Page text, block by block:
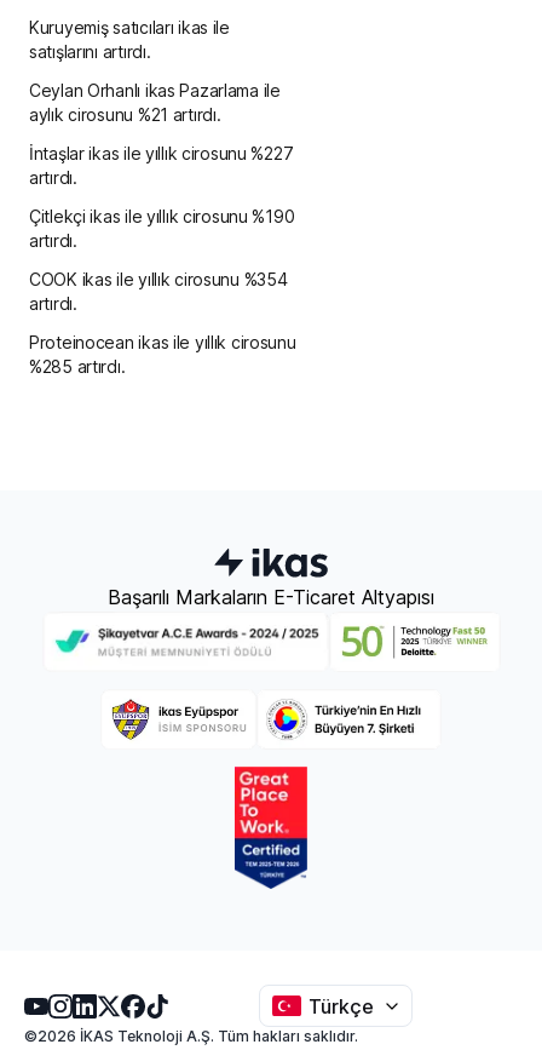
Kuruyemiş satıcıları ikas ile
satışlarını artırdı.
Ceylan Orhanlı ikas Pazarlama ile
aylık cirosunu %21 artırdı.
İntaşlar ikas ile yıllık cirosunu %227
artırdı.
Çitlekçi ikas ile yıllık cirosunu %190
artırdı.
COOK ikas ile yıllık cirosunu %354
artırdı.
Proteinocean ikas ile yıllık cirosunu
%285 artırdı.
Başarılı Markaların E-Ticaret Altyapısı
©2026 İKAS Teknoloji A.Ş. Tüm hakları saklıdır.
Türkçe